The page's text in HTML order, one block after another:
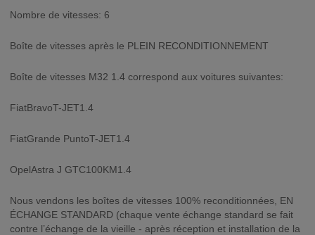
Nombre de vitesses: 6
Boîte de vitesses après le PLEIN RECONDITIONNEMENT
Boîte de vitesses M32 1.4 correspond aux voitures suivantes:
FiatBravoT-JET1.4
FiatGrande PuntoT-JET1.4
OpelAstra J GTC100KM1.4
Nous vendons les boîtes de vitesses 100% reconditionnées, EN
ÉCHANGE STANDARD (chaque vente échange standard se fait
contre l’échange de la vieille - après réception et installation de la